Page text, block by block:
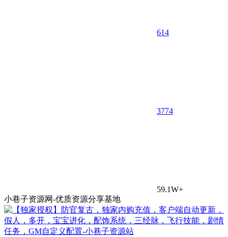
614
3774
59.1W+
小巷子资源网-优质资源分享基地